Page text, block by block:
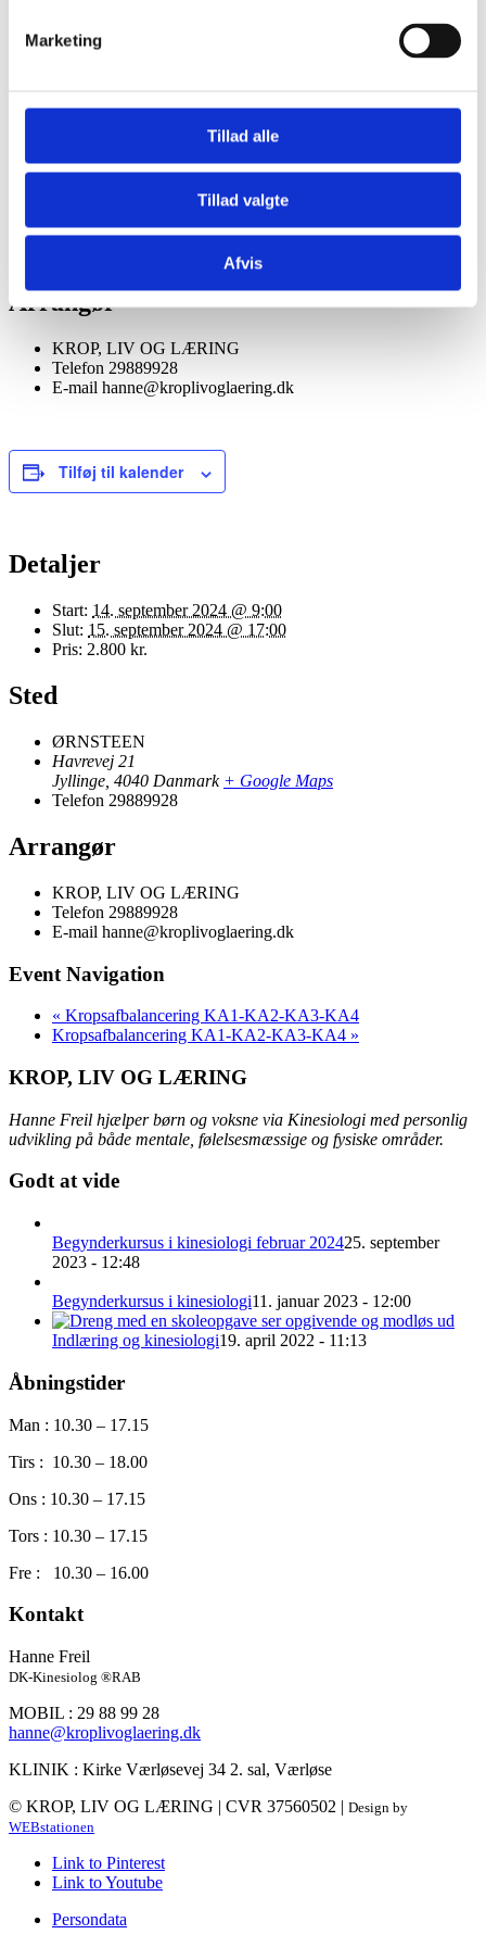
Marketing
Tillad alle
Tillad valgte
Afvis
Pris: 2.800 kr.
Jyllinge, 4040 Danmark + Google Maps
Arrangør
KROP, LIV OG LÆRING
Telefon 29889928
E-mail hanne@kroplivoglaering.dk
Tilføj til kalender
Detaljer
Start: 14. september 2024 @ 9:00
Slut: 15. september 2024 @ 17:00
Pris: 2.800 kr.
Sted
ØRNSTEEN
Havrevej 21
Jyllinge 4040 Danmark + Google Maps
Telefon 29889928
Arrangør
KROP, LIV OG LÆRING
Telefon 29889928
E-mail hanne@kroplivoglaering.dk
Event Navigation
« Kropsafbalancering KA1-KA2-KA3-KA4
Kropsafbalancering KA1-KA2-KA3-KA4 »
KROP, LIV OG LÆRING
Hanne Freil hjælper børn og voksne via Kinesiologi med personlig
udvikling på både mentale, følelsesmæssige og fysiske områder.
Godt at vide
Begynderkursus i kinesiologi februar 202425. september
2023 - 12:48
Begynderkursus i kinesiologi11. januar 2023 - 12:00
Indlæring og kinesiologi19. april 2022 - 11:13
Åbningstider
Man : 10.30 – 17.15
Tirs : 10.30 – 18.00
Ons : 10.30 – 17.15
Tors : 10.30 – 17.15
Fre : 10.30 – 16.00
Kontakt
Hanne Freil
DK-Kinesiolog ®RAB
MOBIL : 29 88 99 28
hanne@kroplivoglaering.dk
KLINIK : Kirke Værløsevej 34 2. sal, Værløse
© KROP, LIV OG LÆRING | CVR 37560502 | Design by
WEBstationen
Link to Pinterest
Link to Youtube
Persondata